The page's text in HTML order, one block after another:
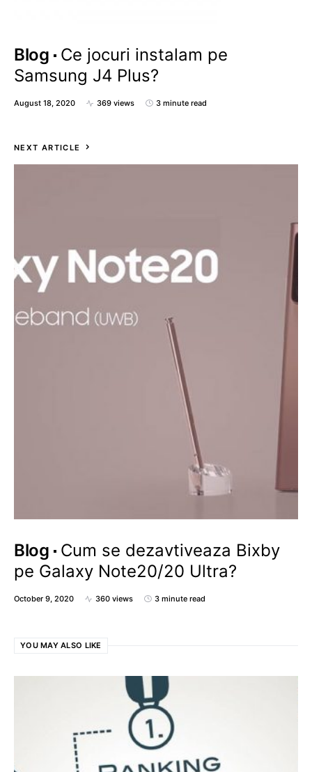
Blog
Ce jocuri instalam pe
Samsung J4 Plus?
August 18, 2020 369 views 3 minute read
NEXT ARTICLE
Blog
Cum se dezavtiveaza Bixby
pe Galaxy Note20/20 Ultra?
October 9, 2020 360 views 3 minute read
YOU MAY ALSO LIKE